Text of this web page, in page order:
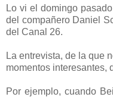
Lo vi el domingo
del compañero Daniel
del Canal 26.
La entrevista, de la que
momentos interesantes,
Por ejemplo, cuando